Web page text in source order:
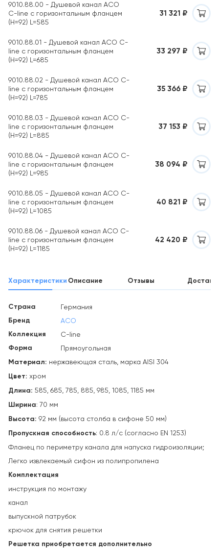
9010.88.00 - Душевой канал ACO
C-line с горизонтальным фланцем
(H=92) L=585
31 321 ₽
9010.88.01 - Душевой канал ACO C-
line с горизонтальным фланцем
(H=92) L=685
33 297 ₽
9010.88.02 - Душевой канал ACO C-
line с горизонтальным фланцем
(H=92) L=785
35 366 ₽
9010.88.03 - Душевой канал ACO C-
line с горизонтальным фланцем
(H=92) L=885
37 153 ₽
9010.88.04 - Душевой канал ACO C-
line с горизонтальным фланцем
(H=92) L=985
38 094 ₽
9010.88.05 - Душевой канал ACO C-
line с горизонтальным фланцем
(H=92) L=1085
40 821 ₽
9010.88.06 - Душевой канал ACO C-
line с горизонтальным фланцем
(H=92) L=1185
42 420 ₽
Характеристики Описание Отзывы
Страна Германия
Бренд ACO
Коллекция C-line
Форма Прямоугольная
Материал: нержавеющая сталь, марка AISI 304
Цвет: хром
Длина: 585, 685, 785, 885, 985, 1085, 1185 мм
Ширина: 70 мм
Высота: 92 мм (высота столба в сифоне 50 мм)
Пропускная способность: 0.8 л/с (согласно EN 1253)
Фланец по периметру канала для напуска гидроизоляции;
Легко извлекаемый сифон из полипропилена
Комплектация
инструкция по монтажу
канал
выпускной патрубок
крючок для снятия решетки
Решетка приобретается дополнительно